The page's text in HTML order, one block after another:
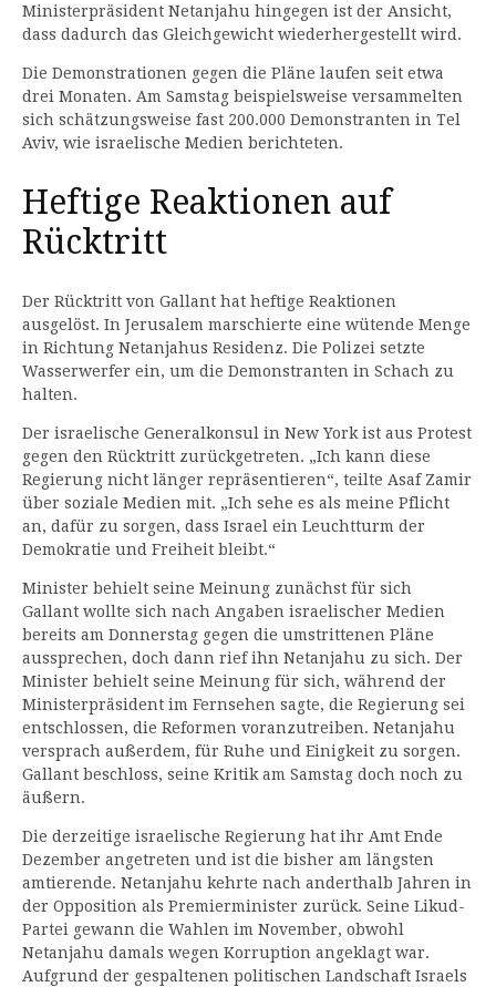
Ministerpräsident Netanjahu hingegen ist der Ansicht,
dass dadurch das Gleichgewicht wiederhergestellt wird.
Die Demonstrationen gegen die Pläne laufen seit etwa
drei Monaten. Am Samstag beispielsweise versammelten
sich schätzungsweise fast 200.000 Demonstranten in Tel
Aviv, wie israelische Medien berichteten.
Heftige Reaktionen auf
Rücktritt
Der Rücktritt von Gallant hat heftige Reaktionen
ausgelöst. In Jerusalem marschierte eine wütende Menge
in Richtung Netanjahus Residenz. Die Polizei setzte
Wasserwerfer ein, um die Demonstranten in Schach zu
halten.
Der israelische Generalkonsul in New York ist aus Protest
gegen den Rücktritt zurückgetreten. „Ich kann diese
Regierung nicht länger repräsentieren“, teilte Asaf Zamir
über soziale Medien mit. „Ich sehe es als meine Pflicht
an, dafür zu sorgen, dass Israel ein Leuchtturm der
Demokratie und Freiheit bleibt.“
Minister behielt seine Meinung zunächst für sich
Gallant wollte sich nach Angaben israelischer Medien
bereits am Donnerstag gegen die umstrittenen Pläne
aussprechen, doch dann rief ihn Netanjahu zu sich. Der
Minister behielt seine Meinung für sich, während der
Ministerpräsident im Fernsehen sagte, die Regierung sei
entschlossen, die Reformen voranzutreiben. Netanjahu
versprach außerdem, für Ruhe und Einigkeit zu sorgen.
Gallant beschloss, seine Kritik am Samstag doch noch zu
äußern.
Die derzeitige israelische Regierung hat ihr Amt Ende
Dezember angetreten und ist die bisher am längsten
amtierende. Netanjahu kehrte nach anderthalb Jahren in
der Opposition als Premierminister zurück. Seine Likud-
Partei gewann die Wahlen im November, obwohl
Netanjahu damals wegen Korruption angeklagt war.
Aufgrund der gespaltenen politischen Landschaft Israels